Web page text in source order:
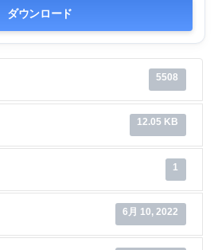
ダウンロード
5508
12.05 KB
1
6月 10, 2022